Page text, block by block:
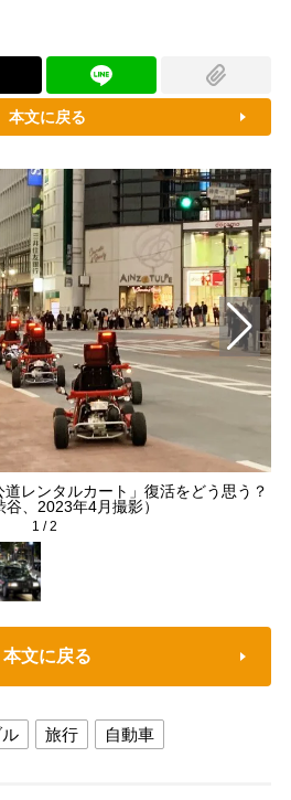
本文に戻る
レンタルカート」復活をどう思う？
谷、2023年4月撮影）
1 /2
本文に戻る
ル 旅行 自動車